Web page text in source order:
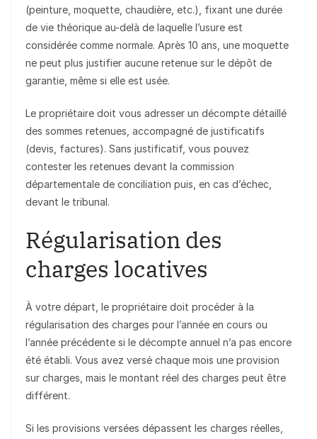
(peinture, moquette, chaudière, etc.), fixant une durée
de vie théorique au-delà de laquelle l’usure est
considérée comme normale. Après 10 ans, une moquette
ne peut plus justifier aucune retenue sur le dépôt de
garantie, même si elle est usée.
Le propriétaire doit vous adresser un décompte détaillé
des sommes retenues, accompagné de justificatifs
(devis, factures). Sans justificatif, vous pouvez
contester les retenues devant la commission
départementale de conciliation puis, en cas d’échec,
devant le tribunal.
Régularisation des
charges locatives
À votre départ, le propriétaire doit procéder à la
régularisation des charges pour l’année en cours ou
l’année précédente si le décompte annuel n’a pas encore
été établi. Vous avez versé chaque mois une provision
sur charges, mais le montant réel des charges peut être
différent.
Si les provisions versées dépassent les charges réelles,